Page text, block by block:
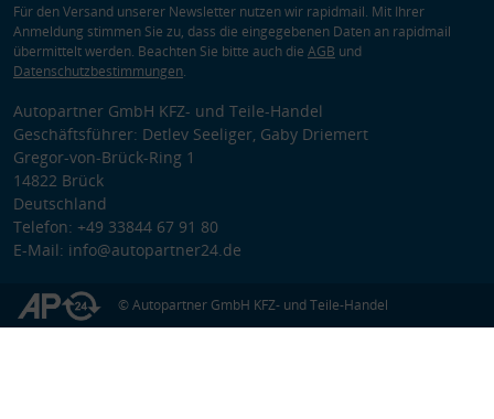
Für den Versand unserer Newsletter nutzen wir rapidmail. Mit Ihrer
Anmeldung stimmen Sie zu, dass die eingegebenen Daten an rapidmail
übermittelt werden. Beachten Sie bitte auch die AGB und
Datenschutzbestimmungen.
Autopartner GmbH KFZ- und Teile-Handel
Geschäftsführer: Detlev Seeliger, Gaby Driemert
Gregor-von-Brück-Ring 1
14822 Brück
Deutschland
Telefon: +49 33844 67 91 80
E-Mail: info@autopartner24.de
© Autopartner GmbH KFZ- und Teile-Handel